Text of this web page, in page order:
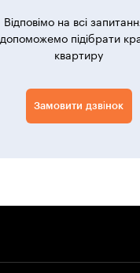
Відповімо на всі
допоможемо підібрати
квартиру
Замовити дзвінок